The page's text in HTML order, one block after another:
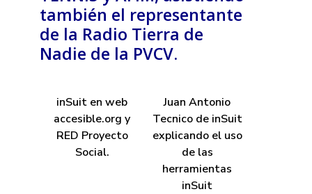
también el representante
de la Radio Tierra de
Nadie de la PVCV.
inSuit en web
accesible.org y
RED Proyecto
Social.
Juan Antonio
Tecnico de inSuit
explicando el uso
de las
herramientas
inSuit